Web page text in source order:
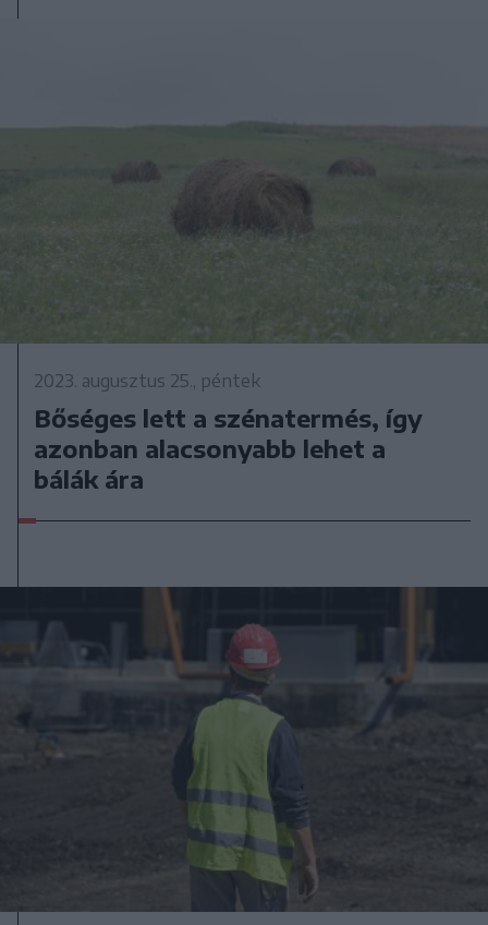
2023. augusztus 25., péntek
Bőséges lett a szénatermés, így
azonban alacsonyabb lehet a
bálák ára